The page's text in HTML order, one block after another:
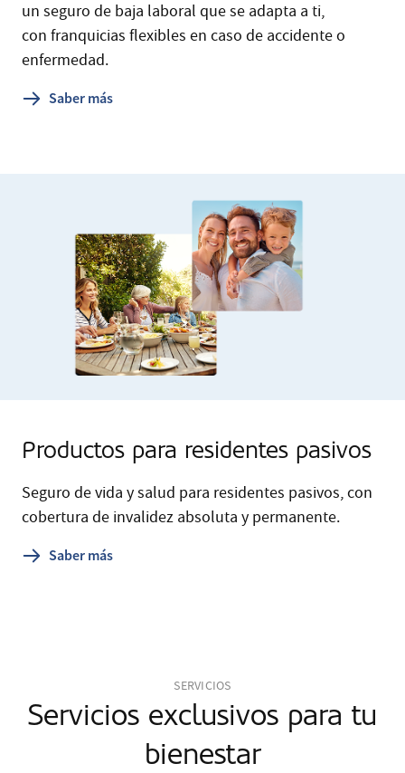
un seguro de baja laboral que se adapta a ti,
con franquicias flexibles en caso de accidente o
enfermedad.
Saber más
Productos para residentes pasivos
Seguro de vida y salud para residentes pasivos, con
cobertura de invalidez absoluta y permanente.
Saber más
SERVICIOS
Servicios exclusivos para tu
bienestar